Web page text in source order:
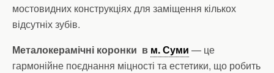
мостовидних конструкціях для заміщення кількох
відсутніх зубів.
Металокерамічні коронки в м. Суми — це
гармонійне поєднання міцності та естетики, що робить